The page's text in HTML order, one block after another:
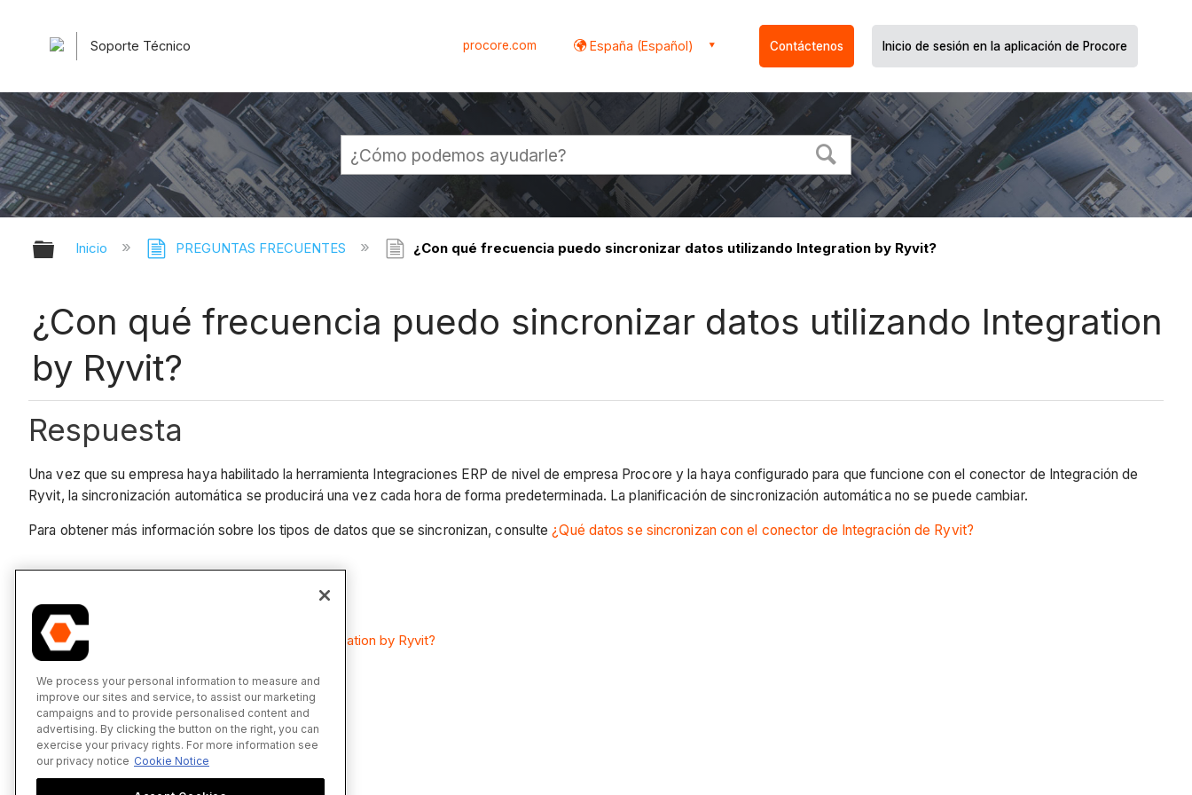
Soporte Técnico procore.com España (Español) Contáctenos Inicio de sesión en la aplicación de Procore
Expandir/contraer jerarquía global
Inicio PREGUNTAS FRECUENTES ¿Con qué frecuencia puedo sincronizar datos utilizando Integration by Ryvit?
¿Con qué frecuencia puedo sincronizar datos utilizando Integration
by Ryvit?
Respuesta
Una vez que su empresa haya habilitado la herramienta Integraciones ERP de nivel de empresa Procore y la haya configurado para que funcione con el conector de Integración de
Ryvit, la sincronización automática se producirá una vez cada hora de forma predeterminada. La planificación de sincronización automática no se puede cambiar.
Para obtener más información sobre los tipos de datos que se sincronizan, consulte¿Qué datos se sincronizan con el conector de Integración de Ryvit?
Consulte también
¿Qué datos se sincronizan con el conector Integration by Ryvit?
We process your personal information to measure and
improve our sites and service, to assist our marketing
campaigns and to provide personalised content and
advertising. By clicking the button on the right, you can
exercise your privacy rights. For more information see
our privacy notice Cookie Notice